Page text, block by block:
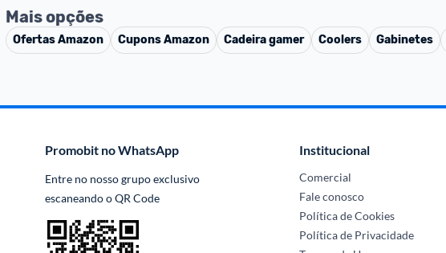
Mais opções
OfertasAmazon CuponsAmazon Cadeira gamer Coolers Gabinetes
Promobit no WhatsApp
Entre no nosso grupo exclusivo
escaneando o QR Code
Institucional
Comercial
Fale conosco
Política de Cookies
Política de Privacidade